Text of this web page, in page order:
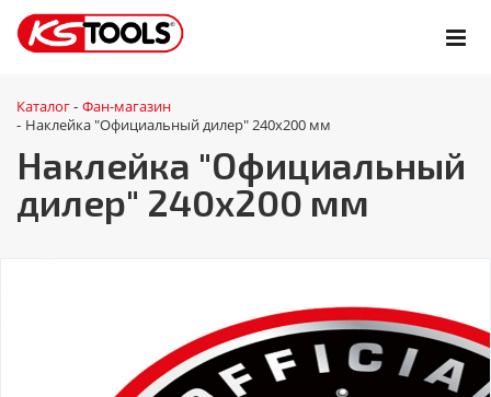
Каталог - Фан-магазин
- Наклейка "Официальный дилер" 240х200 мм
Наклейка "Официальный
дилер" 240х200 мм